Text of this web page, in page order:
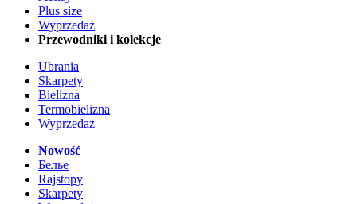
Plus size
Wyprzedaż
Przewodniki i kolekcje
Ubrania
Skarpety
Bielizna
Termobielizna
Wyprzedaż
Nowość
Белье
Rajstopy
Skarpety